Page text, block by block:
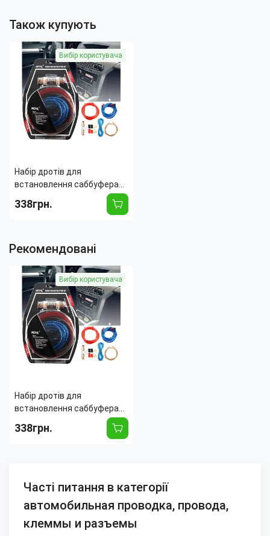
Також купують
Вибір користувача
Набір дротів для
встановлення саббуфера
під'єднання підсилювача
338грн.
Рекомендовані
Вибір користувача
Набір дротів для
встановлення саббуфера
під'єднання підсилювача
338грн.
Часті питання в категорії
автомобильная проводка, провода,
клеммы и разъемы